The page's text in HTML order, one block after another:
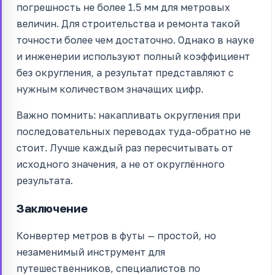
погрешность не более 1.5 мм для метровых
величин. Для строительства и ремонта такой
точности более чем достаточно. Однако в науке
и инженерии используют полный коэффициент
без округления, а результат представляют с
нужным количеством значащих цифр.
Важно помнить: накапливать округления при
последовательных переводах туда-обратно не
стоит. Лучше каждый раз пересчитывать от
исходного значения, а не от округлённого
результата.
Заключение
Конвертер метров в футы — простой, но
незаменимый инструмент для
путешественников, специалистов по